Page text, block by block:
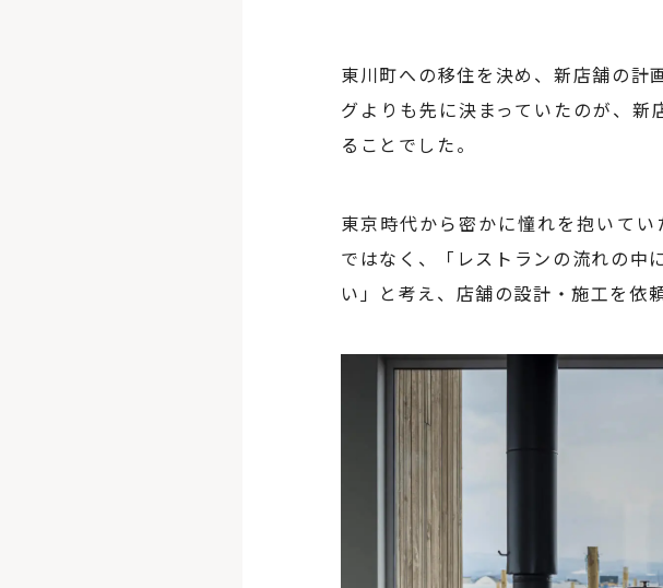
東川町への移住を決め、新店舗の計
グよりも先に決まっていたのが、
ることでした。
東京時代から密かに憧れを抱いて
ではなく、「レストランの流れの中
い」と考え、店舗の設計・施工を依